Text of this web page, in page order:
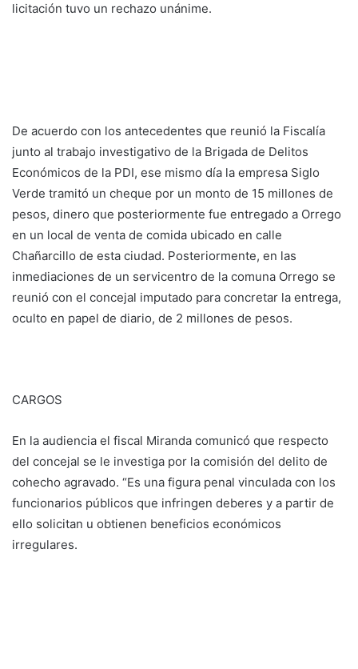
licitación tuvo un rechazo unánime.
De acuerdo con los antecedentes que reunió la Fiscalía
junto al trabajo investigativo de la Brigada de Delitos
Económicos de la PDI, ese mismo día la empresa Siglo
Verde tramitó un cheque por un monto de 15 millones de
pesos, dinero que posteriormente fue entregado a Orrego
en un local de venta de comida ubicado en calle
Chañarcillo de esta ciudad. Posteriormente, en las
inmediaciones de un servicentro de la comuna Orrego se
reunió con el concejal imputado para concretar la entrega,
oculto en papel de diario, de 2 millones de pesos.
CARGOS
En la audiencia el fiscal Miranda comunicó que respecto
del concejal se le investiga por la comisión del delito de
cohecho agravado. “Es una figura penal vinculada con los
funcionarios públicos que infringen deberes y a partir de
ello solicitan u obtienen beneficios económicos
irregulares.